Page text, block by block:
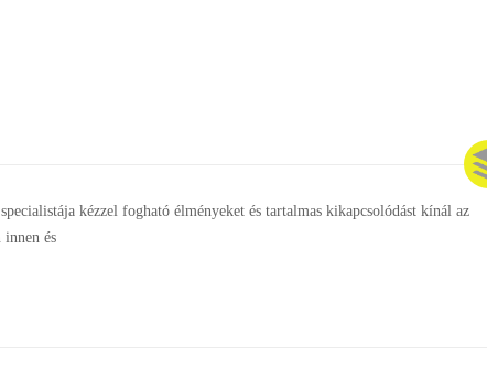
kézzel fogható élményeket és tartalmas kikapcsolódást kínál az
innen és